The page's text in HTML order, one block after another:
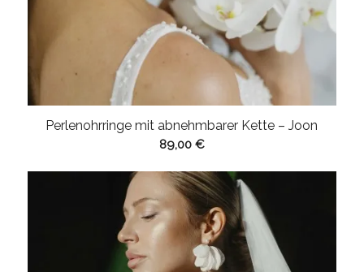
Perlenohrringe mit abnehmbarer Kette – Joon
89,00 €